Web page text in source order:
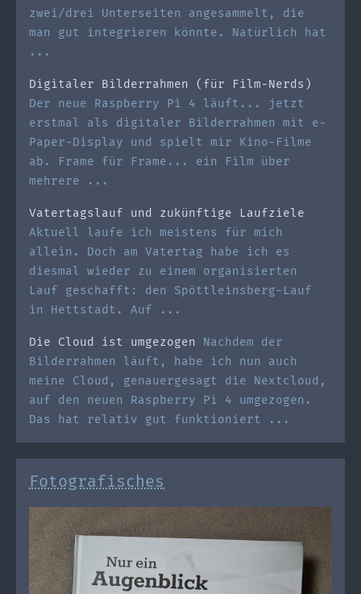
zwei/drei Unterseiten angesammelt, die
man gut integrieren könnte. Natürlich hat
...
Digitaler Bilderrahmen (für Film-Nerds)
Der neue Raspberry Pi 4 läuft... jetzt
erstmal als digitaler Bilderrahmen mit e-
Paper-Display und spielt mir Kino-Filme
ab. Frame für Frame... ein Film über
mehrere ...
Vatertagslauf und zukünftige Laufziele
Aktuell laufe ich meistens für mich
allein. Doch am Vatertag habe ich es
diesmal wieder zu einem organisierten
Lauf geschafft: den Spöttleinsberg-Lauf
in Hettstadt. Auf ...
Die Cloud ist umgezogen
Nachdem der
Bilderrahmen läuft, habe ich nun auch
meine Cloud, genauergesagt die Nextcloud,
auf den neuen Raspberry Pi 4 umgezogen.
Das hat relativ gut funktioniert ...
Fotografisches